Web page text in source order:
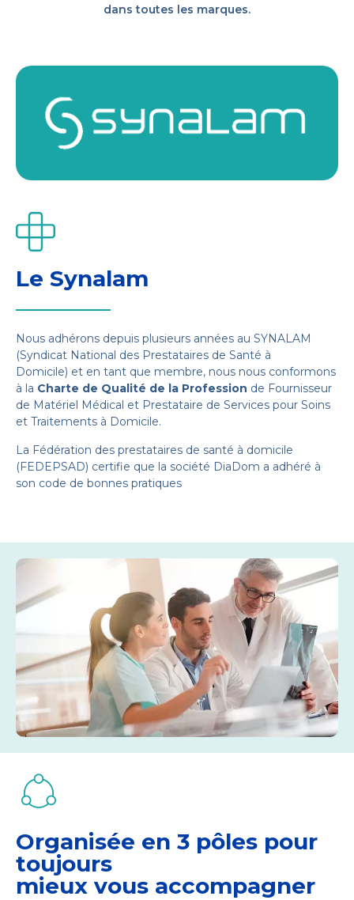
dans toutes les marques.
Le Synalam
Nous adhérons depuis plusieurs années au SYNALAM
(Syndicat National des Prestataires de Santé à
Domicile) et en tant que membre, nous nous conformons
à la Charte de Qualité de la Profession de Fournisseur
de Matériel Médical et Prestataire de Services pour Soins
et Traitements à Domicile.
La Fédération des prestataires de santé à domicile
(FEDEPSAD) certifie que la société DiaDom a adhéré à
son code de bonnes pratiques
Organisée en 3 pôles pour
toujours
mieux vous accompagner